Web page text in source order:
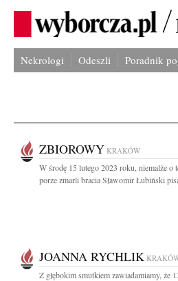
Nekrologi Odeszli Poradnik
ZBIOROWY KRAKÓW
W środę 15 lutego 2023 roku, niemalże o
porze zmarli bracia Sławomir Łubiński
JOANNA RYCHLIK
Z głębokim smutkiem zawiadamiamy, że